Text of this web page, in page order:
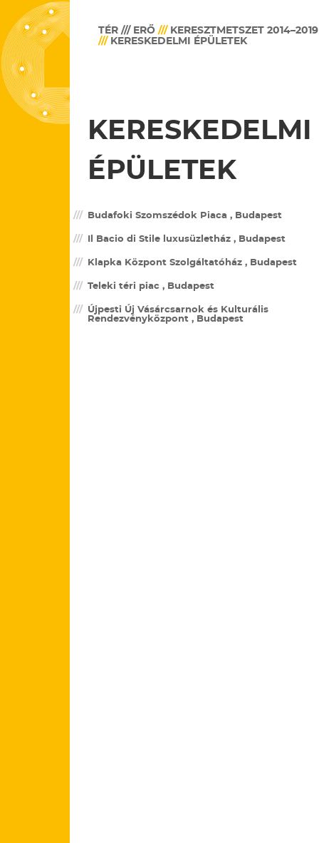
TÉR /// ERŐ /// KERESZTMETSZET 2014–2019
/// KERESKEDELMI ÉPÜLETEK
KERESKEDELMI
ÉPÜLETEK
Budafoki Szomszédok Piaca , Budapest
Il Bacio di Stile luxusüzletház , Budapest
Klapka Központ Szolgáltatóház , Budapest
Teleki téri piac , Budapest
Újpesti Új Vásárcsarnok és Kulturális
Rendezvényközpont , Budapest